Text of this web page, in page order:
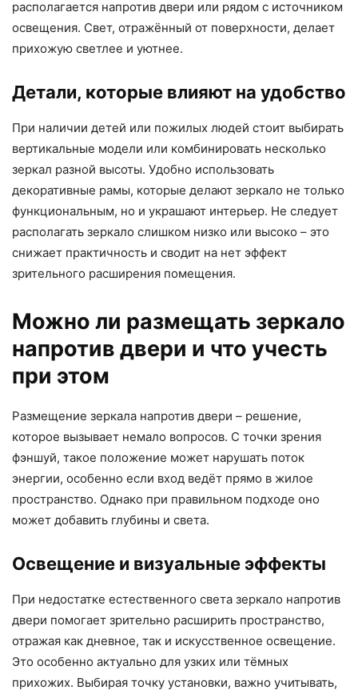
располагается напротив двери или рядом с источником
освещения. Свет, отражённый от поверхности, делает
прихожую светлее и уютнее.
Детали, которые влияют на удобство
При наличии детей или пожилых людей стоит выбирать
вертикальные модели или комбинировать несколько
зеркал разной высоты. Удобно использовать
декоративные рамы, которые делают зеркало не только
функциональным, но и украшают интерьер. Не следует
располагать зеркало слишком низко или высоко – это
снижает практичность и сводит на нет эффект
зрительного расширения помещения.
Можно ли размещать зеркало
напротив двери и что учесть
при этом
Размещение зеркала напротив двери – решение,
которое вызывает немало вопросов. С точки зрения
фэншуй, такое положение может нарушать поток
энергии, особенно если вход ведёт прямо в жилое
пространство. Однако при правильном подходе оно
может добавить глубины и света.
Освещение и визуальные эффекты
При недостатке естественного света зеркало напротив
двери помогает зрительно расширить пространство,
отражая как дневное, так и искусственное освещение.
Это особенно актуально для узких или тёмных
прихожих. Выбирая точку установки, важно учитывать,